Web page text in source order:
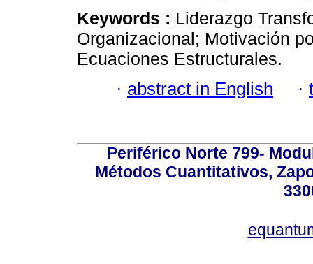
Keywords : Liderazgo
Organizacional; Motivación
Ecuaciones Estructurales.
· abstract in English ·
Periférico Norte 799-
Métodos Cuantitativos,